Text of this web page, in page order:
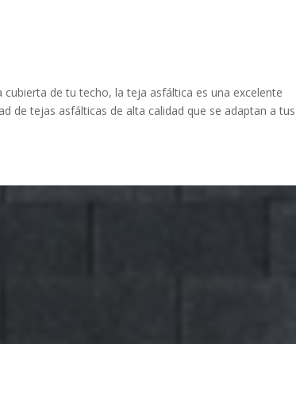
de tu techo, la teja asfáltica es una excelente
de tejas asfálticas de alta calidad que se adaptan a tus